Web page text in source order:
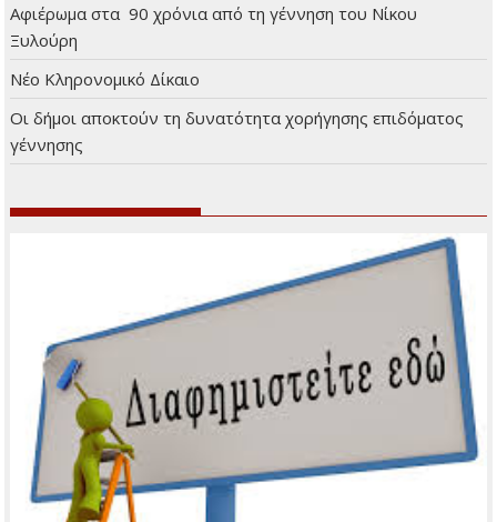
Αφιέρωμα στα 90 χρόνια από τη γέννηση του Νίκου
Ξυλούρη
Νέο Κληρονομικό Δίκαιο
Οι δήμοι αποκτούν τη δυνατότητα χορήγησης επιδόματος
γέννησης